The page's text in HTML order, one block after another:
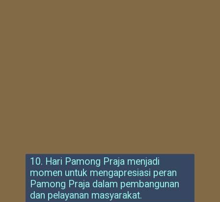
10. Hari Pamong Praja menjadi
momen untuk mengapresiasi peran
Pamong Praja dalam pembangunan
dan pelayanan masyarakat.